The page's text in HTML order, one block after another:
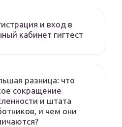
и вход в
кабинет гигтест
разница: что
сокращение
и штата
и чем они